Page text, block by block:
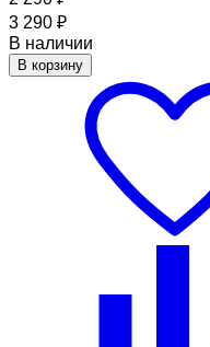
3 290 ₽
В наличии
В корзину